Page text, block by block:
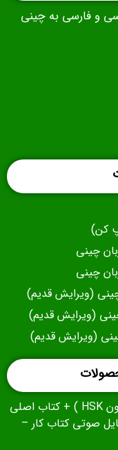
و فارسی به چینی
کن)
خرید و دانلود کتاب New HSK2 (برای آزمون HSK ) + کتاب اصلی
صوتی کتاب کار –